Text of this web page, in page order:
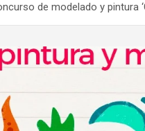
de modelado y pintura